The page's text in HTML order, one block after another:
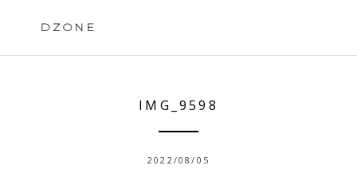
DZONE
IMG_9598
2022/08/05